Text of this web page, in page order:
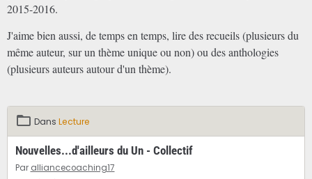
2015-2016.
J'aime bien aussi, de temps en temps, lire des recueils (plusieurs du
même auteur, sur un thème unique ou non) ou des anthologies
(plusieurs auteurs autour d'un thème).
Dans Lecture
Nouvelles...d'ailleurs du Un - Collectif
Par alliancecoaching17